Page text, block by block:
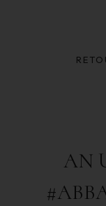
AN